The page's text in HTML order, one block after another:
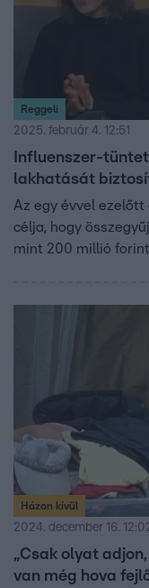
Reggeli
2025. február 4. 12:51
Influenszer-
lakhatását
Az egy évvel ezelőtt
célja, hogy
mint 200 millió
Házon kívül
2024. december 16.
„Csak olyat
van még hova